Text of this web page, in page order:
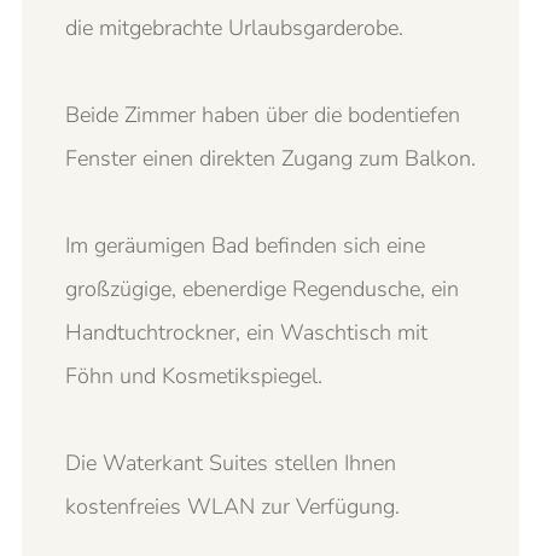
die mitgebrachte Urlaubsgarderobe.
Beide Zimmer haben über die bodentiefen
Fenster einen direkten Zugang zum Balkon.
Im geräumigen Bad befinden sich eine
großzügige, ebenerdige Regendusche, ein
Handtuchtrockner, ein Waschtisch mit
Föhn und Kosmetikspiegel.
Die Waterkant Suites stellen Ihnen
kostenfreies WLAN zur Verfügung.